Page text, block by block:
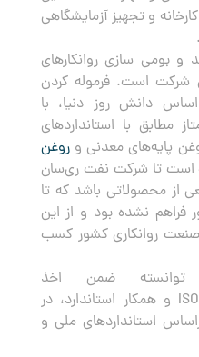
با تاسیس کارخانه و تجهیز آزمایشگاهی
و بومی سازی روانکارهای
است. فرموله کردن
دانش روز دنیا، با
مطابق با استانداردهای
پایه‌های معدنی وروغن
تا شرکت نفت ری‌سان
از محصولاتی باشد که تا
فراهم نشده بود و از این
صنعت روانکاری کشور کسب
توانسته ضمن اخذ
تائیدیه‌های ISO/IEC 17025:2017 و همکار استاندارد، در
استانداردهای ملی و